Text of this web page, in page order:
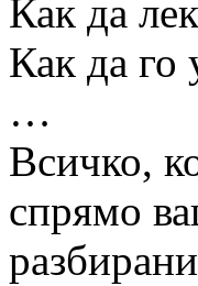
Как да
Как да
…
Всичко,
спрямо